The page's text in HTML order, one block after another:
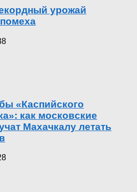
урожай
«Каспийского
как московские
Махачкалу летать